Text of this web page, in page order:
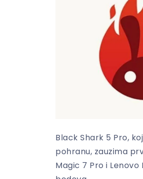
Black Shark 5 Pro,
pohranu, zauzima
Magic 7 Pro i Lenovo